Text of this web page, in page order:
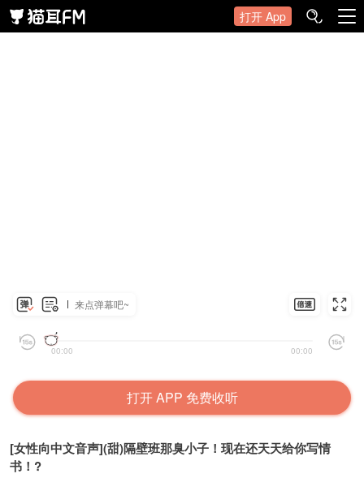
打开 App
来点弹幕吧~
00:00 00:00
打开 APP 免费收听
[女性向中文音声](甜)隔壁班那臭小子！现在还天天给你写情
书！?